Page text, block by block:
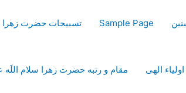
Sample Page تسبیحات حضرت زهرا
الهی مقام و رتبه حضرت زهرا سلام اللَه